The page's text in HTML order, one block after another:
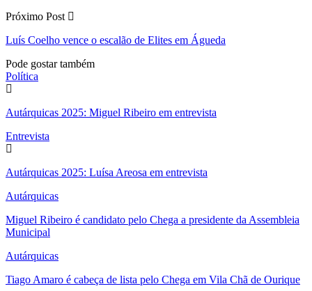
Próximo Post
Luís Coelho vence o escalão de Elites em Águeda
Pode gostar também
Política
Autárquicas 2025: Miguel Ribeiro em entrevista
Entrevista
Autárquicas 2025: Luísa Areosa em entrevista
Autárquicas
Miguel Ribeiro é candidato pelo Chega a presidente da Assembleia
Municipal
Autárquicas
Tiago Amaro é cabeça de lista pelo Chega em Vila Chã de Ourique